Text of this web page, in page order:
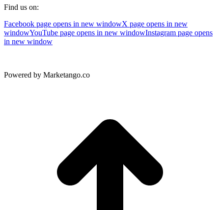
Find us on:
Facebook page opens in new windowX page opens in new
windowYouTube page opens in new windowInstagram page opens
in new window
Powered by Marketango.co